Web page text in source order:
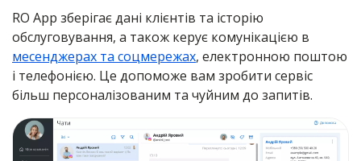
RO App зберігає дані клієнтів та історію
обслуговування, а також керує комунікацією в
месенджерах та соцмережах, електронною поштою
і телефонією. Це допоможе вам зробити сервіс
більш персоналізованим та чуйним до запитів.